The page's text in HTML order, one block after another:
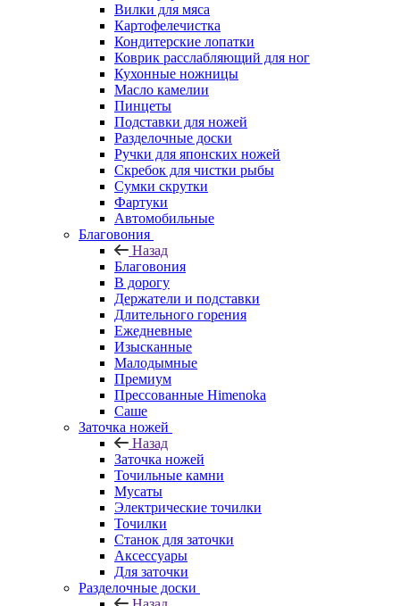
Вилки для мяса
Картофелечистка
Кондитерские лопатки
Коврик расслабляющий для ног
Кухонные ножницы
Масло камелии
Пинцеты
Подставки для ножей
Разделочные доски
Ручки для японских ножей
Скребок для чистки рыбы
Сумки скрутки
Фартуки
Автомобильные
Благовония
Назад
Благовония
В дорогу
Держатели и подставки
Длительного горения
Ежедневные
Изысканные
Малодымные
Премиум
Прессованные Himenoka
Саше
Заточка ножей
Назад
Заточка ножей
Точильные камни
Мусаты
Электрические точилки
Точилки
Станок для заточки
Аксессуары
Для заточки
Разделочные доски